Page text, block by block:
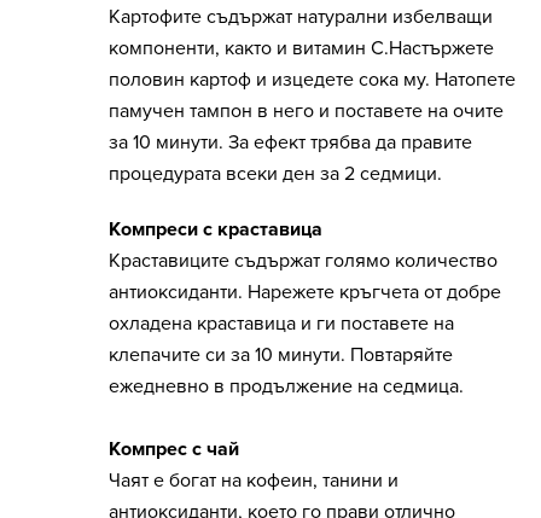
Картофите съдържат натурални избелващи
компоненти, както и витамин С.Настържете
половин картоф и изцедете сока му. Натопете
памучен тампон в него и поставете на очите
за 10 минути. За ефект трябва да правите
процедурата всеки ден за 2 седмици.
Компреси с краставица
Краставиците съдържат голямо количество
антиоксиданти. Нарежете кръгчета от добре
охладена краставица и ги поставете на
клепачите си за 10 минути. Повтаряйте
ежедневно в продължение на седмица.
Компрес с чай
Чаят е богат на кофеин, танини и
антиоксиданти, което го прави отлично